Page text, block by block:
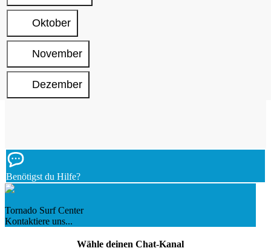
Oktober
November
Dezember
Benötigst du Hilfe?
Tornado Surf Center
Kontaktiere uns...
Wähle deinen Chat-Kanal